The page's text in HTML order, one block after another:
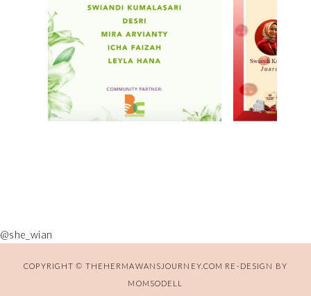
@she_wian
COPYRIGHT © THEHERMAWANSJOURNEY.COM RE-DESIGN BY
MOMSODELL